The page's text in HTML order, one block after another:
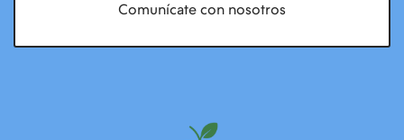
Comunícate con nosotros